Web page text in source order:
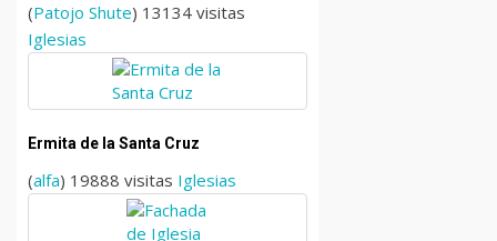
(Patojo Shute) 13134 visitas
Iglesias
Ermita de la Santa Cruz
(alfa) 19888 visitas Iglesias